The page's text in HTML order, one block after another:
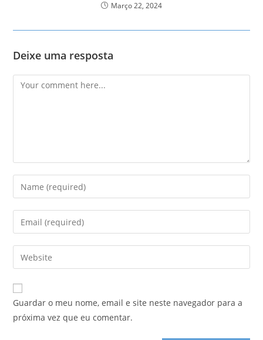
Março 22, 2024
Deixe uma resposta
Comment
Enter
your
name
comment
Enter
your
email
address
comment
Enter
your
website
URL
Guardar o meu nome, email e site neste navegador para a
próxima vez que eu comentar.